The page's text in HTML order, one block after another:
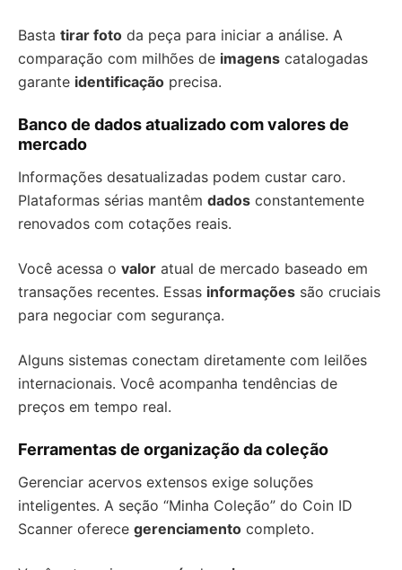
Basta tirar foto da peça para iniciar a análise. A
comparação com milhões de imagens catalogadas
garante identificação precisa.
Banco de dados atualizado com valores de
mercado
Informações desatualizadas podem custar caro.
Plataformas sérias mantêm dados constantemente
renovados com cotações reais.
Você acessa o valor atual de mercado baseado em
transações recentes. Essas informações são cruciais
para negociar com segurança.
Alguns sistemas conectam diretamente com leilões
internacionais. Você acompanha tendências de
preços em tempo real.
Ferramentas de organização da coleção
Gerenciar acervos extensos exige soluções
inteligentes. A seção “Minha Coleção” do Coin ID
Scanner oferece gerenciamento completo.